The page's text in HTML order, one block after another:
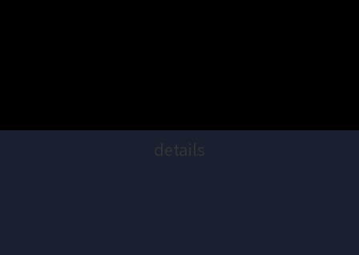
details